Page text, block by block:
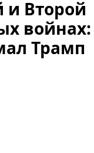
и Второй
войнах:
Трамп